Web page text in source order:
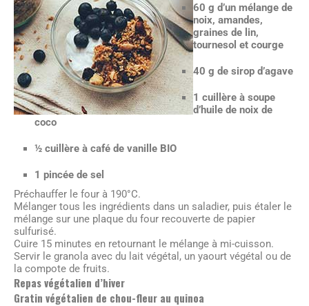
60 g d’un mélange de
noix, amandes,
graines de lin,
tournesol et courge
40 g de sirop d’agave
1 cuillère à soupe
d’huile de noix de
coco
½ cuillère à café de vanille BIO
1 pincée de sel
Préchauffer le four à 190°C.
Mélanger tous les ingrédients dans un saladier, puis étaler le
mélange sur une plaque du four recouverte de papier
sulfurisé.
Cuire 15 minutes en retournant le mélange à mi-cuisson.
Servir le granola avec du lait végétal, un yaourt végétal ou de
la compote de fruits.
Repas végétalien d’hiver
Gratin végétalien de chou-fleur au quinoa